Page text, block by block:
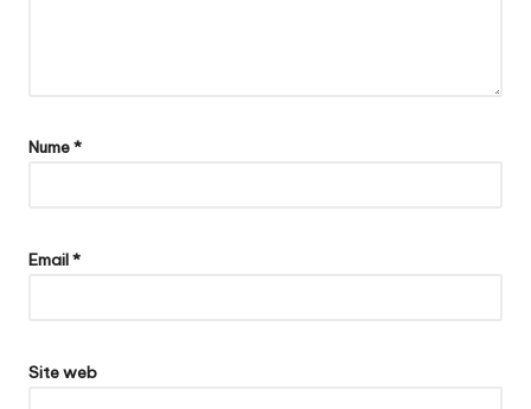
Nume*
Email*
Site web